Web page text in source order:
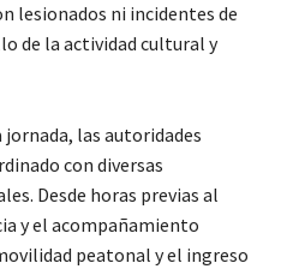
lesionados ni incidentes de
de la actividad cultural y
las autoridades
con diversas
Desde horas previas al
y el acompañamiento
peatonal y el ingreso